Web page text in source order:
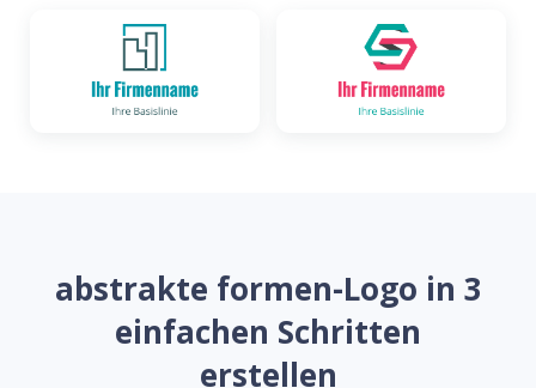
abstrakte formen-Logo in 3
einfachen Schritten
erstellen